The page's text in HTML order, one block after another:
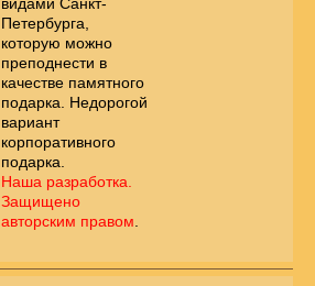
Петербурга,
которую можно
преподнести в
качестве памятного
подарка. Недорогой
вариант
корпоративного
подарка.
Наша разработка.
Защищено
авторским правом